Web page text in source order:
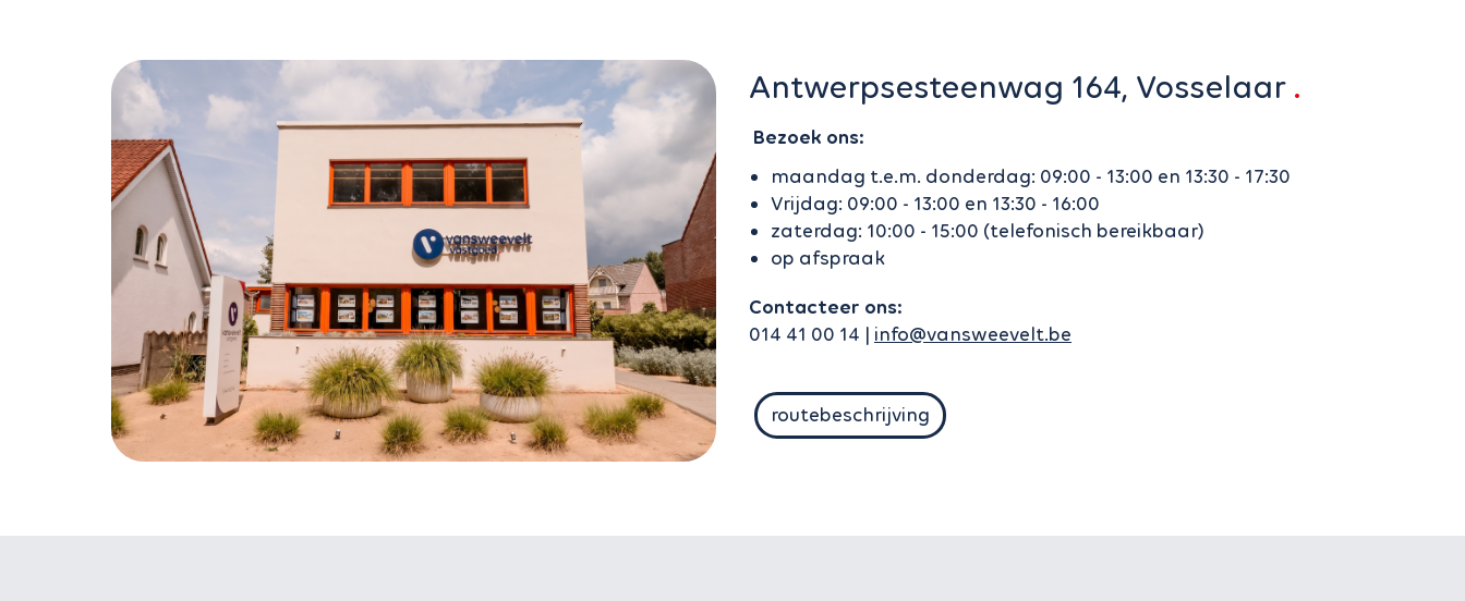
Antwerpsesteenwag 164, Vosselaar
Bezoek ons:
maandag t.e.m. donderdag: 09:00 - 13:00 en 13:30 - 17:30
Vrijdag: 09:00 - 13:00 en 13:30 - 16:00
zaterdag: 10:00 - 15:00 (telefonisch bereikbaar)
op afspraak
Contacteer ons:
014 41 00 14 | info@vansweevelt.be
routebeschrijving